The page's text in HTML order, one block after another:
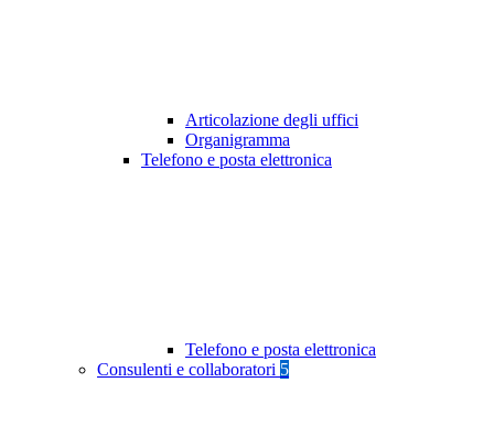
Articolazione degli uffici
Organigramma
Telefono e posta elettronica
Telefono e posta elettronica
Consulenti e collaboratori 5